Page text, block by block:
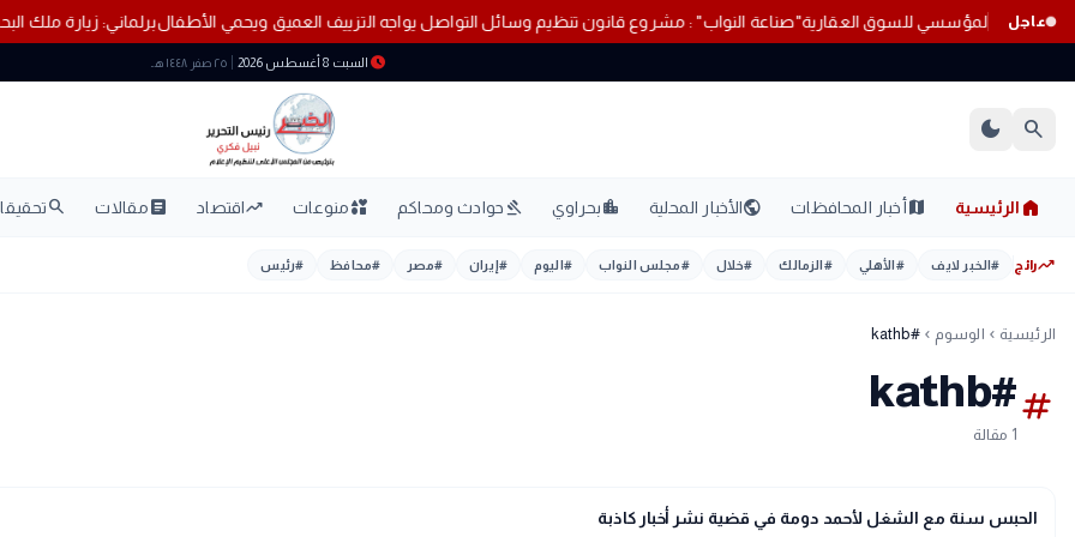
عاجل
من التنظيم المؤسسي للسوق العقارية"صناعة النواب" : مشروع قانون تنظيم وسائل التواصل يواجه التزييف العميق ويحمي الأطفالبرلماني: زيارة
schedule السبت 8 أغسطس 2026 ٢٥ صفر ١٤٤٨ هـ
search
dark_mode
home الرئيسية mapأخبار المحافظات publicالأخبار المحلية location_cityبحراوي gavelحوادث ومحاكم interestsمنوعات trending_upاقتصاد articleمقالات search
trending_upرائج #الخبر لايف #الأهلي #الزمالك #خلال #مجلس النواب #اليوم #إيران #مصر #محافظ #رئيس
الرئيسية chevron_left الوسوم chevron_left
#kathb
tag
#kathb
1 مقالة
gavel
حوادث ومحاكم
الحبس سنة مع الشغل لأحمد دومة في قضية نشر أخبار كاذبة